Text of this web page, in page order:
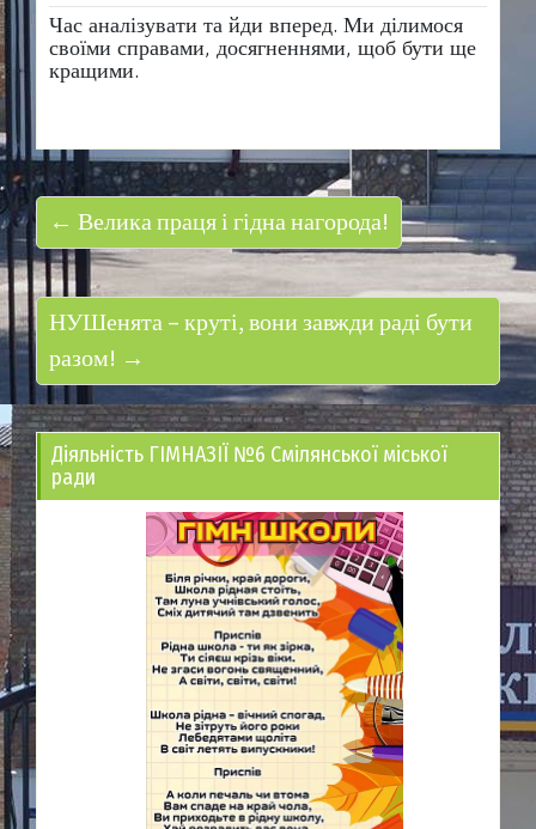
Час аналізувати та йди вперед. Ми ділимося
своїми справами, досягненнями, щоб бути ще
кращими.
← Велика праця і гідна нагорода!
НУШенята – круті, вони завжди раді бути
разом! →
Діяльність ГІМНАЗІЇ №6 Смілянської міської
ради